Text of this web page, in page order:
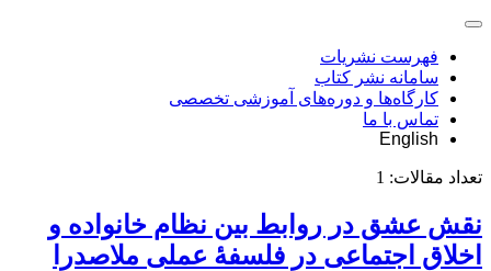
فهرست نشریات
سامانه نشر کتاب
کارگاه‌ها و دوره‌های آموزشی تخصصی
تماس با ما
English
تعداد مقالات: 1
نقش عشق در روابط بین نظام خانواده و
اخلاق اجتماعی در فلسفۀ عملی ملاصدرا